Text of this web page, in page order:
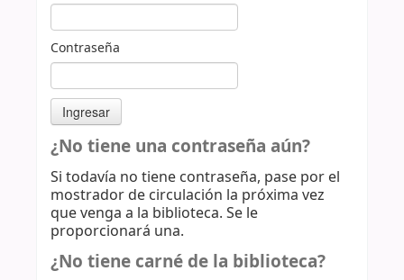
Contraseña
¿No tiene una contraseña aún?
Si todavía no tiene contraseña, pase por el
mostrador de circulación la próxima vez
que venga a la biblioteca. Se le
proporcionará una.
¿No tiene carné de la biblioteca?